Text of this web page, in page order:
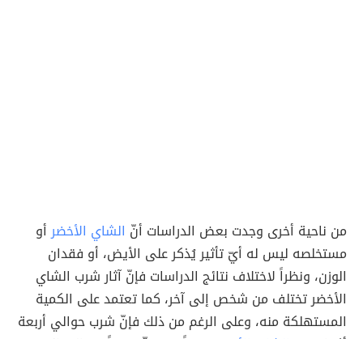
من ناحية أخرى وجدت بعض الدراسات أنّ الشاي الأخضرأو
مستخلصه ليس له أيّ تأثير يُذكر على الأيض، أو فقدان
الوزن، ونظراً لاختلاف نتائج الدراسات فإنّ آثار شرب الشاي
الأخضر تختلف من شخص إلى آخر، كما تعتمد على الكمية
المستهلكة منه، وعلى الرغم من ذلك فإنّ شرب حوالي أربعة